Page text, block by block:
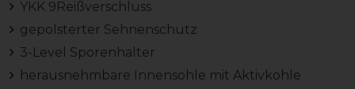
YKK 9Reißverschluss
gepolsterter Sehnenschutz
3-Level Sporenhalter
herausnehmbare Innensohle mit Aktivkohle